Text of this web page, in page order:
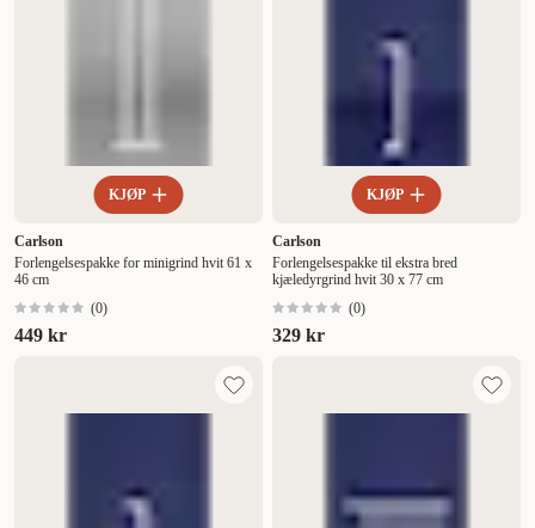
KJØP
Carlson
Forlengelsespakke for minigrind hvit 61 x
46 cm
(0)
449 kr
KJØP
Carlson
Forlengelsespakke til ekstra bred
kjæledyrgrind hvit 30 x 77 cm
(0)
329 kr